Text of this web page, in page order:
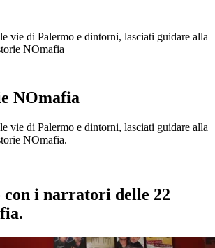
vie di Palermo e dintorni, lasciati guidare alla
NOmafia
NOmafia
vie di Palermo e dintorni, lasciati guidare alla
NOmafia.
con i narratori delle 22